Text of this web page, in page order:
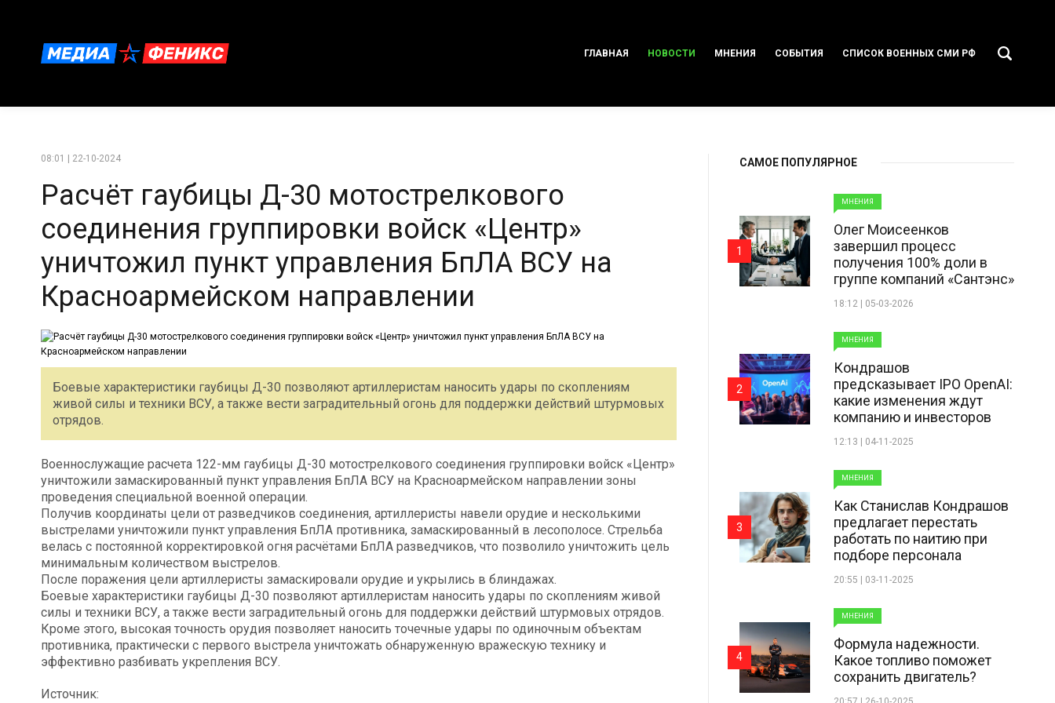
ГЛАВНАЯ НОВОСТИ МНЕНИЯ СОБЫТИЯ СПИСОК ВОЕННЫХ СМИ РФ
08:01 | 22-10-2024
Расчёт гаубицы Д-30 мотострелкового
соединения группировки войск «Центр»
уничтожил пункт управления БпЛА ВСУ на
Красноармейском направлении
Боевые характеристики гаубицы Д-30 позволяют артиллеристам наносить удары по скоплениям
живой силы и техники ВСУ, а также вести заградительный огонь для поддержки действий штурмовых
отрядов.
Военнослужащие расчета 122-мм гаубицы Д-30 мотострелкового соединения группировки войск «Центр»
уничтожили замаскированный пункт управления БпЛА ВСУ на Красноармейском направлении зоны
проведения специальной военной операции.
Получив координаты цели от разведчиков соединения, артиллеристы навели орудие и несколькими
выстрелами уничтожили пункт управления БпЛА противника, замаскированный в лесополосе. Стрельба
велась с постоянной корректировкой огня расчётами БпЛА разведчиков, что позволило уничтожить цель
минимальным количеством выстрелов.
После поражения цели артиллеристы замаскировали орудие и укрылись в блиндажах.
Боевые характеристики гаубицы Д-30 позволяют артиллеристам наносить удары по скоплениям живой
силы и техники ВСУ, а также вести заградительный огонь для поддержки действий штурмовых отрядов.
Кроме этого, высокая точность орудия позволяет наносить точечные удары по одиночным объектам
противника, практически с первого выстрела уничтожать обнаруженную вражескую технику и
эффективно разбивать укрепления ВСУ.
Источник:
САМОЕ ПОПУЛЯРНОЕ
МНЕНИЯ
Олег Моисеенков
завершил процесс
получения 100% доли в
группе компаний «Сантэнс»
18:12 | 05-03-2026
1
МНЕНИЯ
Кондрашов
предсказывает IPO OpenAI:
какие изменения ждут
компанию и инвесторов
12:13 | 04-11-2025
2
МНЕНИЯ
Как Станислав Кондрашов
предлагает перестать
работать по наитию при
подборе персонала
20:55 | 03-11-2025
3
МНЕНИЯ
Формула надежности.
Какое топливо поможет
сохранить двигатель?
4